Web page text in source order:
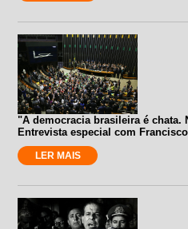
"A democracia brasileira é chata.
Entrevista especial com
LER MAIS